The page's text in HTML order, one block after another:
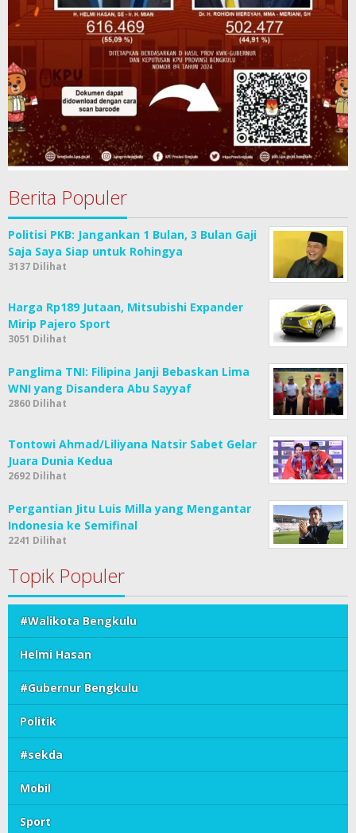
Berita Populer
Politisi PKB: Jangankan 1 Bulan, 3 Bulan Gaji
Saja Saya Siap untuk Rohingya
3137 Dilihat
Harga Rp189 Jutaan, Mitsubishi Expander
Mirip Pajero Sport
3051 Dilihat
Panglima TNI: Filipina Janji Bebaskan Lima
WNI yang Disandera Abu Sayyaf
2860 Dilihat
Tontowi Ahmad/Liliyana Natsir Sabet Gelar
Juara Dunia Kedua
2692 Dilihat
Pergantian Jitu Luis Milla yang Mengantar
Indonesia ke Semifinal
2241 Dilihat
Topik Populer
#Walikota Bengkulu
Helmi Hasan
#Gubernur Bengkulu
Politik
#sekda
Mobil
Sport